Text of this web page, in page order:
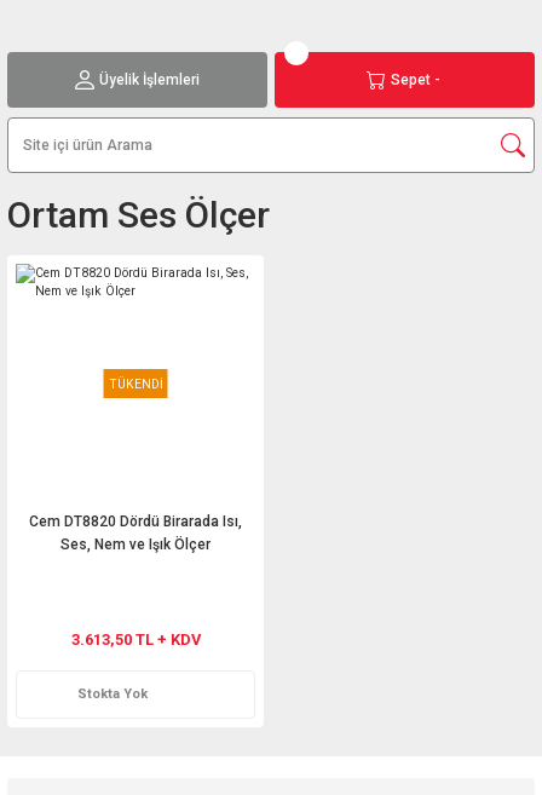
Üyelik İşlemleri Sepet -
Ortam Ses Ölçer
TÜKENDİ
Cem DT8820 Dördü Birarada Isı,
Ses, Nem ve Işık Ölçer
3.613,50 TL + KDV
Stokta Yok